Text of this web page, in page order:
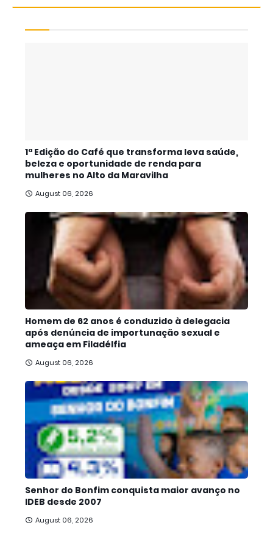
1ª Edição do Café que transforma leva saúde,
beleza e oportunidade de renda para
mulheres no Alto da Maravilha
August 06, 2026
Homem de 62 anos é conduzido à delegacia
após denúncia de importunação sexual e
ameaça em Filadélfia
August 06, 2026
Senhor do Bonfim conquista maior avanço no
IDEB desde 2007
August 06, 2026